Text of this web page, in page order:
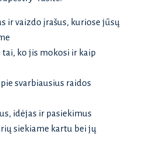
ir vaizdo įrašus, kuriose jūsų
tai, ko jis mokosi ir kaip
svarbiausius raidos
idėjas ir pasiekimus
siekiame kartu bei jų